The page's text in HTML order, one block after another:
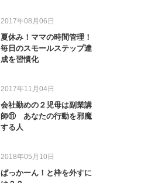
2017年08月06日
夏休み！ママの時間管理！
毎日のスモールステップ達
成を習慣化
2017年11月04日
会社勤めの２児母は副業講
師⑪ あなたの行動を邪魔
する人
2018年05月10日
ぱっかーん！と枠を外すに